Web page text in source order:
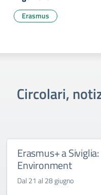
Erasmus
Circolari,
Erasmus+ a
Environment
Dal 21 al 28 giugno